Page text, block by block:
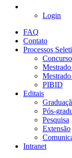
Login
FAQ
Contato
Processos
PIBID
Editais
Pós-
Pesquisa
Extensão
Intranet